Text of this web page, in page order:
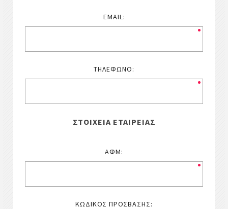
EMAIL:
ΤΗΛΈΦΩΝΟ:
ΣΤΟΙΧΕΊΑ ΕΤΑΙΡΕΊΑΣ
ΑΦΜ:
ΚΩΔΙΚΌΣ ΠΡΌΣΒΑΣΗΣ: